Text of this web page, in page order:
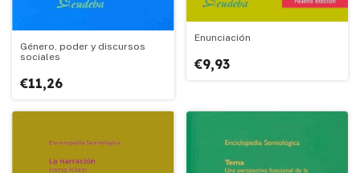
Género, poder y discursos
sociales
€11,26
Enunciación
€9,93